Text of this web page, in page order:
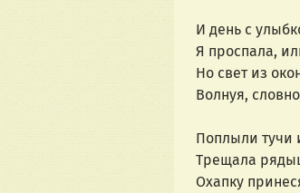
И день с
Я проспала,
Но свет из
Волнуя,
Поплыли тучи
Трещала
Охапку